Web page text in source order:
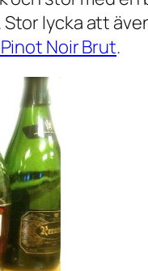
lycka att
Noir Brut.